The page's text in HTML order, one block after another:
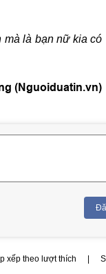
mà là bạn nữ kia có
(Nguoiduatin.vn)
xếp theo lượt thích |